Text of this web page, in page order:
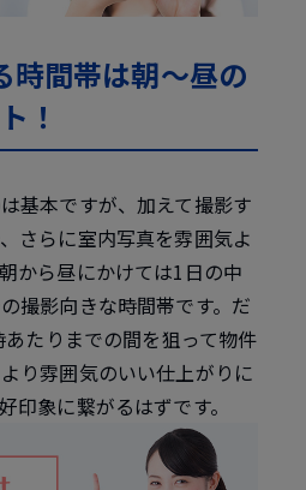
時間帯は朝～昼の
！
基本ですが、加えて撮影す
さらに室内写真を雰囲気よ
から昼にかけては1日の中
撮影向きな時間帯です。だ
たりまでの間を狙って物件
り雰囲気のいい仕上がりに
印象に繋がるはずです。